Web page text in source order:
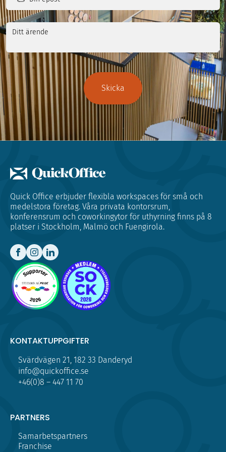
epost
(Obligatoriskt)
Ditt
Quick Office erbjuder flexibla workspaces för små och
medelstora företag. Våra privata kontorsrum,
konferensrum och coworkingytor för uthyrning finns på 8
platser i Stockholm, Malmö och Fuengirola.
KONTAKTUPPGIFTER
Svärdvägen 21, 182 33 Danderyd
info@quickoffice.se
+46(0)8 – 447 11 70
PARTNERS
Samarbetspartners
Franchise